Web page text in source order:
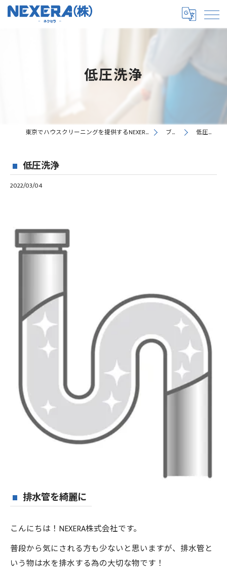
低圧洗浄
東京でハウスクリーニングを提供するNEXERA株式会社 ブログ 低圧洗浄
低圧洗浄
2022/03/04
排水管を綺麗に
こんにちは！NEXERA株式会社です。
普段から気にされる方も少ないと思いますが、排水管と
いう物は水を排水する為の大切な物です！